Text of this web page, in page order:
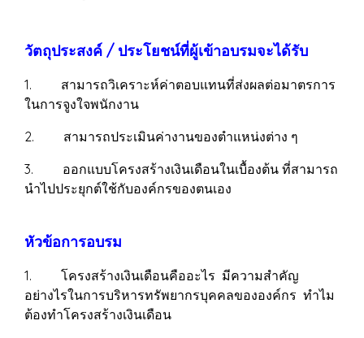
วัตถุประสงค์ / ประโยชน์ที่ผู้เข้าอบรมจะได้รับ
1. สามารถวิเคราะห์ค่าตอบแทนที่ส่งผลต่อมาตรการ
ในการจูงใจพนักงาน
2. สามารถประเมินค่างานของตำแหน่งต่าง ๆ
3. ออกแบบโครงสร้างเงินเดือนในเบื้องต้น ที่สามารถ
นำไปประยุกต์ใช้กับองค์กรของตนเอง
หัวข้อการอบรม
1. โครงสร้างเงินเดือนคืออะไร มีความสำคัญ
อย่างไรในการบริหารทรัพยากรบุคคลขององค์กร ทำไม
ต้องทำโครงสร้างเงินเดือน